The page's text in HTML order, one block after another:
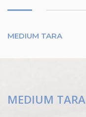
MEDIUM TARA
MEDIUM TARA